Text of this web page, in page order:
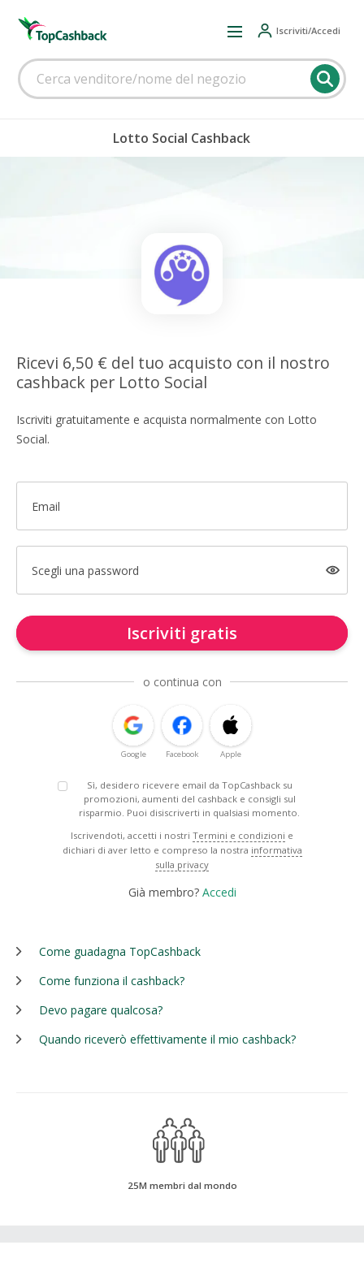
Iscriviti/Accedi
Lotto Social Cashback
Ricevi 6,50 € del tuo acquisto con il nostro
cashback per Lotto Social
Iscriviti gratuitamente e acquista normalmente con Lotto
Social.
Email
Scegli una password
Iscriviti gratis
o continua con
Google Facebook Apple
Sì, desidero ricevere email da TopCashback su
promozioni, aumenti del cashback e consigli sul
risparmio. Puoi disiscriverti in qualsiasi momento.
Iscrivendoti, accetti i nostri Termini e condizioni e
dichiari di aver letto e compreso la nostra informativa
sulla privacy
Già membro? Accedi
Come guadagna TopCashback
Come funziona il cashback?
Devo pagare qualcosa?
Quando riceverò effettivamente il mio cashback?
25M membri dal mondo